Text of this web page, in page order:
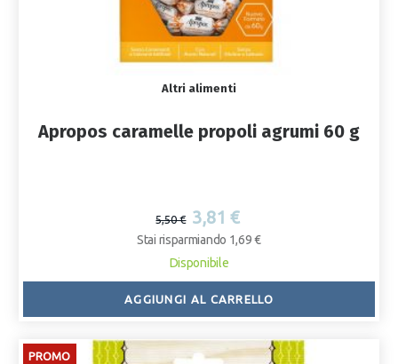
Altri alimenti
Apropos caramelle propoli agrumi 60 g
5,50 € 3,81 €
Stai risparmiando 1,69 €
Disponibile
AGGIUNGI AL CARRELLO
PROMO